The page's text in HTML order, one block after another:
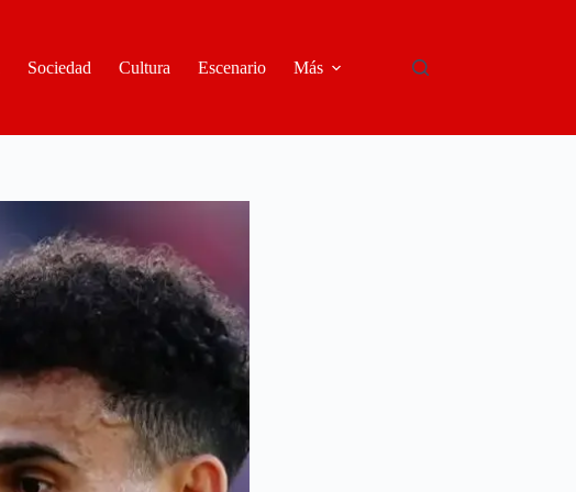
Sociedad Cultura Escenario Más